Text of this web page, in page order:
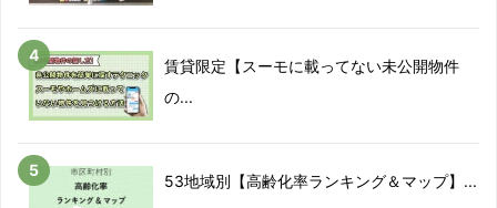
賃貸限定【スーモに載ってない未公開物件
の...
53地域別【高齢化率ランキング＆マップ】...